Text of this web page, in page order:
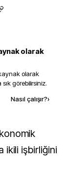
olarak
olarak
görebilirsiniz.
Nasıl çalışır?›
ikili işbirliğini